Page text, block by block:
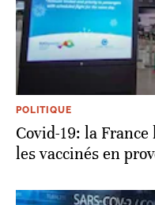
POLITIQUE
Covid-19: la
les vaccinés en